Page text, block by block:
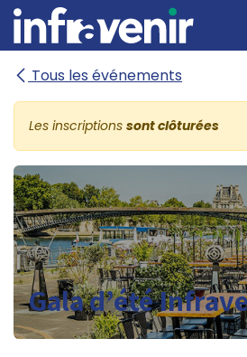
Se rendre au contenu
Tous les événements
Les inscriptions sont clôturées
Gala d’été